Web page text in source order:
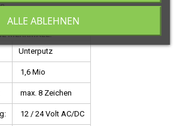
MERKMALE:
Unterputz
1,6 Mio
max. 8 Zeichen
12 / 24 Volt AC/DC
ALLE ABLEHNEN